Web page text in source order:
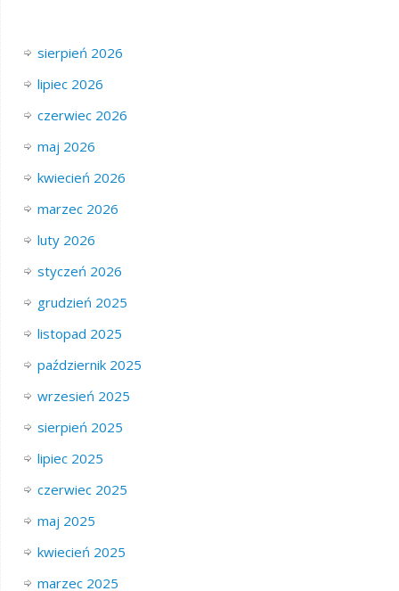
sierpień 2026
lipiec 2026
czerwiec 2026
maj 2026
kwiecień 2026
marzec 2026
luty 2026
styczeń 2026
grudzień 2025
listopad 2025
październik 2025
wrzesień 2025
sierpień 2025
lipiec 2025
czerwiec 2025
maj 2025
kwiecień 2025
marzec 2025